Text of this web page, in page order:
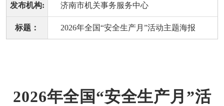
发布机构: 济南市机关事务服务中心
标题： 2026年全国“安全生产月”活动主题海报
2026年全国“安全生产月”活